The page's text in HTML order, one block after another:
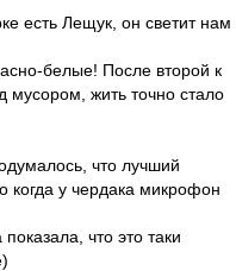
есть Лещук, он светит нам
белые! После второй к
мусором, жить точно стало
что лучший
когда у чердака микрофон
что это таки